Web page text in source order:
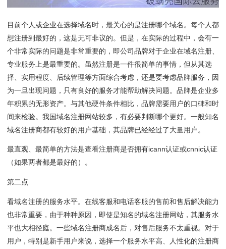
目前个人或企业在选择域名时，最关心的是注册哪个域名。每个人都
想注册到最好的，这是无可非议的。但是，在实际的过程中，会有一
个非常实际的问题是非常重要的，即公司品牌对于企业在域名注册、
专业服务上是最重要的。虽然注册是一件很简单的事情，但从其选
择、实用程度、后续管理等方面综合考虑，还是要考虑品牌服务，因
为一旦出现问题，只有良好的服务才能帮助解决问题。品牌是企业多
年积累的无形资产。与其他硬件条件相比，品牌需要用户的口碑和时
间来检验。我国域名注册网站较多，有必要判断哪个更好。一般知名
域名注册商都有较好的用户基础，其品牌已经经过了大量用户。
最直观、最简单的方法是查看注册商是否拥有icann认证或cnnic认证
（如果两者都是最好的）。
第二点
看域名注册的服务水平。在线客服和电话客服的售前和售后解决能力
也非常重要，由于种种原因，即使是知名的域名注册网站，其服务水
平也大相径庭。一些域名注册商成名后，对售后服务不太重视。对于
用户，特别是新手用户来说，选择一个服务水平高、人性化的注册商